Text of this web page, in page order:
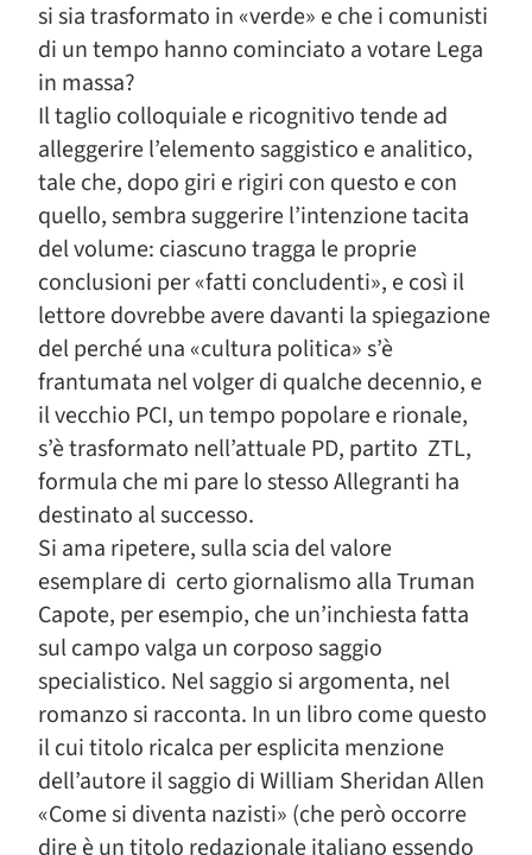
si sia trasformato in «verde» e che i comunisti
di un tempo hanno cominciato a votare Lega
in massa?
Il taglio colloquiale e ricognitivo tende ad
alleggerire l’elemento saggistico e analitico,
tale che, dopo giri e rigiri con questo e con
quello, sembra suggerire l’intenzione tacita
del volume: ciascuno tragga le proprie
conclusioni per «fatti concludenti», e così il
lettore dovrebbe avere davanti la spiegazione
del perché una «cultura politica» s’è
frantumata nel volger di qualche decennio, e
il vecchio PCI, un tempo popolare e rionale,
s’è trasformato nell’attuale PD, partito ZTL,
formula che mi pare lo stesso Allegranti ha
destinato al successo.
Si ama ripetere, sulla scia del valore
esemplare di certo giornalismo alla Truman
Capote, per esempio, che un’inchiesta fatta
sul campo valga un corposo saggio
specialistico. Nel saggio si argomenta, nel
romanzo si racconta. In un libro come questo
il cui titolo ricalca per esplicita menzione
dell’autore il saggio di William Sheridan Allen
«Come si diventa nazisti» (che però occorre
dire è un titolo redazionale italiano essendo